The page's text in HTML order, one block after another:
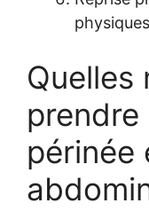
Quelles
prendre
périnée